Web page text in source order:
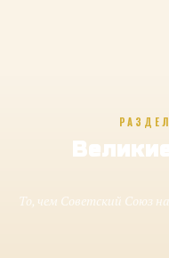
То, чем Советский Союз